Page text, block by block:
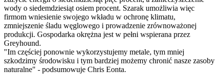
wody o siedemdziesiąt osiem procent. Szarak umożliwia więc
firmom wniesienie swojego wkładu w ochronę klimatu,
zmniejszenie śladu węglowego i prowadzenie zrównoważonej
produkcji. Gospodarka okrężna jest w pełni wspierana przez
Greyhound.
"Im częściej ponownie wykorzystujemy metale, tym mniej
szkodzimy środowisku i tym bardziej możemy chronić nasze zasoby
naturalne" - podsumowuje Chris Eonta.